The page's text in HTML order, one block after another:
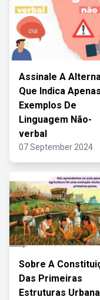
Assinale A
Que Indica Apenas
Exemplos De
Linguagem Não-
verbal
07 September 2024
Sobre A
Das Primeiras
Estruturas